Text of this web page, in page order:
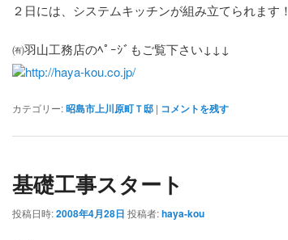
２日には、システムキッチンが組み立てられます！
㈲羽山工務店のﾍﾟｰｼﾞもご覧下さい↓↓↓
http://haya-kou.co.jp/
カテゴリー:昭島市上川原町Ｔ邸 | コメントを残す
基礎工事スタート
投稿日時:2008年4月28日 投稿者:haya-kou